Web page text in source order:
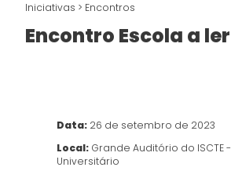
Iniciativas > Encontros
Encontro Escola a ler
Data: 26 de setembro de 2023
Local: Grande Auditório do ISCTE
Universitário